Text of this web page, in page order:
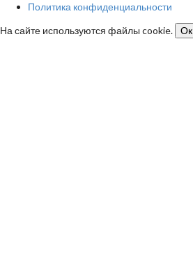
Политика конфиденциальности
На сайте используются файлы cookie.
Ок